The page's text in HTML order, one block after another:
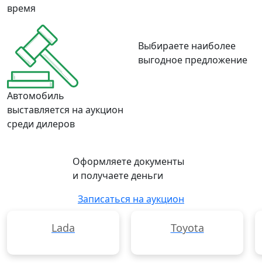
время
Автомобиль
выставляется на аукцион
среди дилеров
Выбираете наиболее
выгодное предложение
Оформляете документы
и получаете деньги
Записаться на аукцион
Lada Toyota